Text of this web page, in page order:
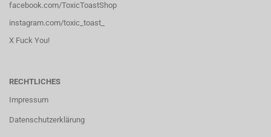
facebook.com/ToxicToastShop
instagram.com/toxic_toast_
X Fuck You!
RECHTLICHES
Impressum
Datenschutzerklärung